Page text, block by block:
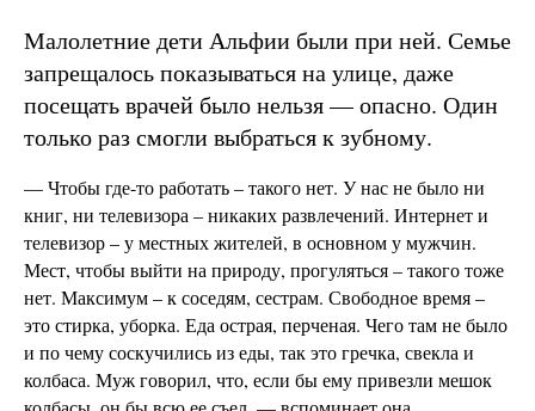
Малолетние дети Альфии были при ней. Семье
запрещалось показываться на улице, даже
посещать врачей было нельзя — опасно. Один
только раз смогли выбраться к зубному.
— Чтобы где-то работать – такого нет. У нас не было ни
книг, ни телевизора – никаких развлечений. Интернет и
телевизор – у местных жителей, в основном у мужчин.
Мест, чтобы выйти на природу, прогуляться – такого тоже
нет. Максимум – к соседям, сестрам. Свободное время –
это стирка, уборка. Еда острая, перченая. Чего там не было
и по чему соскучились из еды, так это гречка, свекла и
колбаса. Муж говорил, что, если бы ему привезли мешок